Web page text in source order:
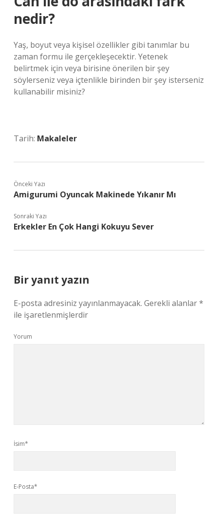
nedir?
Yaş, boyut veya kişisel özellikler gibi tanımlar bu
zaman formu ile gerçekleşecektir. Yetenek
belirtmek için veya birisine önerilen bir şey
söylerseniz veya içtenlikle birinden bir şey isterseniz
kullanabilir misiniz?
Tarih: Makaleler
Önceki Yazı
Amigurumi Oyuncak Makinede Yıkanır Mı
Sonraki Yazı
Erkekler En Çok Hangi Kokuyu Sever
Bir yanıt yazın
E-posta adresiniz yayınlanmayacak. Gerekli alanlar*
ile işaretlenmişlerdir
Yorum
İsim*
E-Posta*